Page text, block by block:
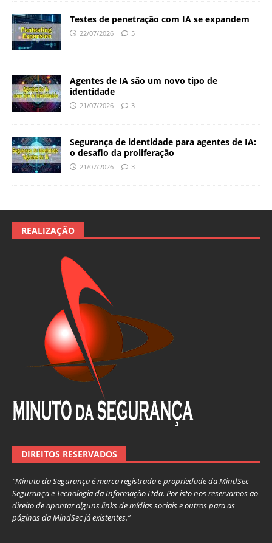
Testes de penetração com IA se expandem
22/07/2026 5
Agentes de IA são um novo tipo de
identidade
21/07/2026 3
Segurança de identidade para agentes de IA:
o desafio da proliferação
21/07/2026 3
REALIZAÇÃO
DIREITOS RESERVADOS
“Minuto da Segurança é marca registrada e propriedade da MindSec
Segurança e Tecnologia da Informação Ltda. Por isto nos reservamos ao
direito de apontar alguns links de mídias sociais e outros para as
páginas da MindSec já existentes.”